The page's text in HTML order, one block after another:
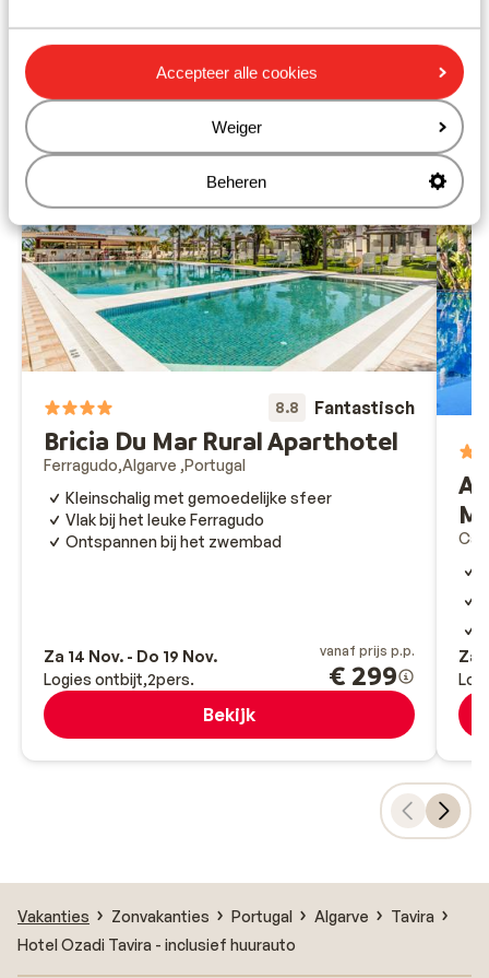
Accepteer alle cookies
Weiger
Beheren
Ook interessant voor jou
8.8 Fantastisch
Bricia Du Mar Rural Aparthotel
Ferragudo Algarve Portugal
Kleinschalig met gemoedelijke sfeer
Vlak bij het leuke Ferragudo
Ontspannen bij het zwembad
Za 14 Nov. - Do 19 Nov.
Logies ontbijt 2pers.
vanaf prijs p.p.
€ 299
Bekijk
Za
Vakanties Zonvakanties Portugal Algarve
Tavira
Hotel Ozadi Tavira - inclusief huurauto